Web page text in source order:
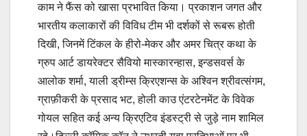
काम ने फैंस को खासा प्रभावित किया। प्रकाशन जगत और
भारतीय कलाकारों की विविध टीम भी दर्शकों से रूबरू होती
दिखी, जिनमें टिंकल के हीरो-मेकर और अमर चित्र कथा के
ग्रुप आर्ट डायरेक्टर सैवियो मास्कारन्हास, इन्डसवर्स के
आलोक शर्मा, याली ड्रीम्स क्रिएशन्स के अश्विन श्रीवत्संगम,
ग्राफ़ीकरी के प्रसाद भट, होली काउ एंटरटेनमेंट के विवेक
गोयल सहित कई अन्य क्रिएटिव इंडस्ट्री से जुड़े नाम शामिल